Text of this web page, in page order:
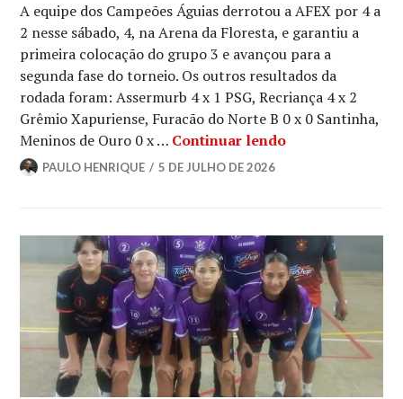
A equipe dos Campeões Águias derrotou a AFEX por 4 a
2 nesse sábado, 4, na Arena da Floresta, e garantiu a
primeira colocação do grupo 3 e avançou para a
segunda fase do torneio. Os outros resultados da
rodada foram: Assermurb 4 x 1 PSG, Recriança 4 x 2
Grêmio Xapuriense, Furacão do Norte B 0 x 0 Santinha,
Meninos de Ouro 0 x … Continuar lendo
PAULO HENRIQUE 5 DE JULHO DE 2026